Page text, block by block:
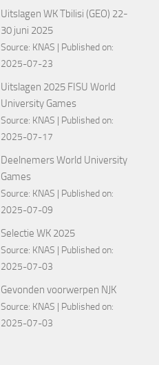
Uitslagen WK Tbilisi (GEO) 22-
30 juni 2025
Source: KNAS
Published on:
2025-07-23
Uitslagen 2025 FISU World
University Games
Source: KNAS
Published on:
2025-07-17
Deelnemers World University
Games
Source: KNAS
Published on:
2025-07-09
Selectie WK 2025
Source: KNAS
Published on:
2025-07-03
Gevonden voorwerpen NJK
Source: KNAS
Published on:
2025-07-03